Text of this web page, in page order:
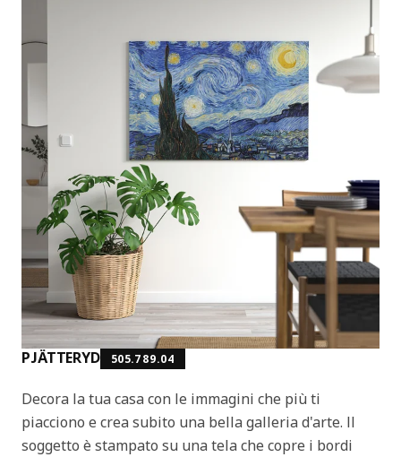
PJÄTTERYD 505.789.04
Decora la tua casa con le immagini che più ti
piacciono e crea subito una bella galleria d'arte. Il
soggetto è stampato su una tela che copre i bordi